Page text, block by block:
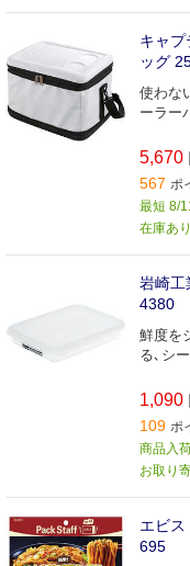
キャ
ッグ
使わな
ーラー
5,670
567 ポ
最短 8/
在庫あり
岩崎工
4380
鮮度を
る､シ
1,090
109 ポ
商品入
お取り
エビ
695